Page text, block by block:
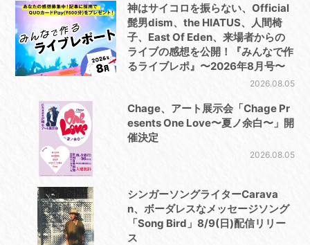
神はサイコロを振らない、Official
髭男dism、the HIATUS、人間椅
子、East Of Eden、来場者からの
ライブの感想を公開！『みんなで作
るライブレポ』〜2026年8月号〜
2026.08.05
Chage、アート展示会「Chage Pr
esents One Love〜夏ノ余白〜」開
催決定
2026.08.05
シンガーソングライターCarava
n、ボーダレスなメッセージソング
「Song Bird」8/9(日)配信リリー
ス